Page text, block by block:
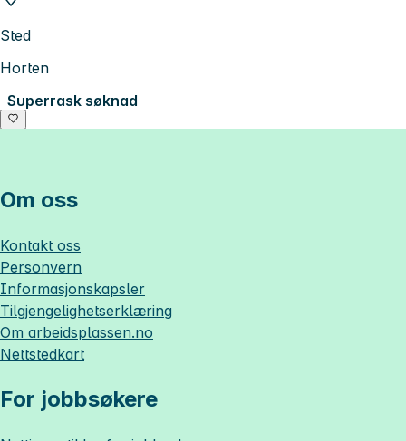
Sted
Horten
Superrask søknad
Om oss
Kontakt oss
Personvern
Informasjonskapsler
Tilgjengelighetserklæring
Om arbeidsplassen.no
Nettstedkart
For jobbsøkere